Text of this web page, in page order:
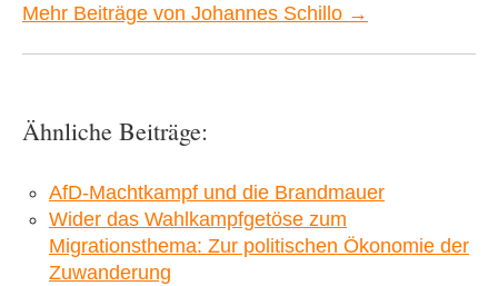
Mehr Beiträge von Johannes Schillo →
Ähnliche Beiträge:
AfD-Machtkampf und die Brandmauer
Wider das Wahlkampfgetöse zum
Migrationsthema: Zur politischen Ökonomie der
Zuwanderung